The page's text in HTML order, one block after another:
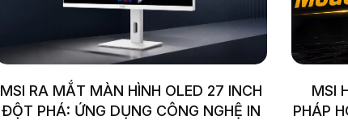
MSI RA MẮT MÀN HÌNH OLED 27 INCH
ĐỘT PHÁ: ỨNG DỤNG CÔNG NGHỆ IN
MSI
PHÁP